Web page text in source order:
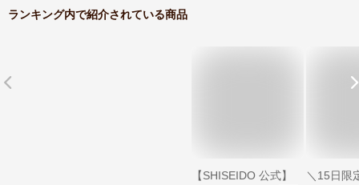
ランキング内で紹介されている商品
【SHISEIDO 公式】
＼15日限